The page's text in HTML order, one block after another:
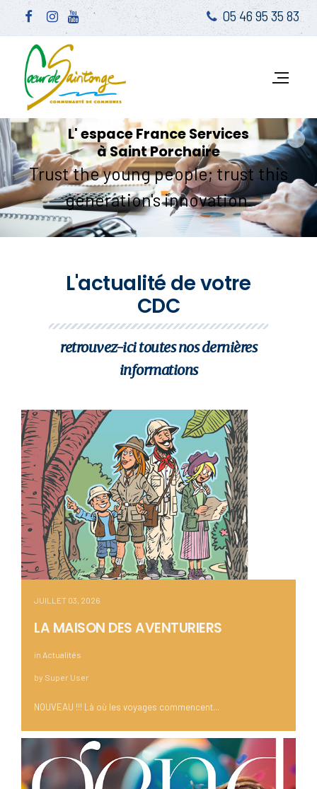
05 46 95 35 83
Découvrez
la"RoueBlanche®"
!
L'actualité de votre
CDC
retrouvez-ici toutes nos dernières
informations
JUILLET 03, 2026
LA MAISON DES AVENTURIERS
in Actualités
by Super User
NOUVEAU !!! Là où les voyages commencent...